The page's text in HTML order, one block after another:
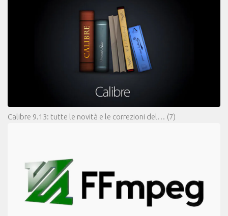
Calibre 9.13: tutte le novità e le correzioni del… (7)